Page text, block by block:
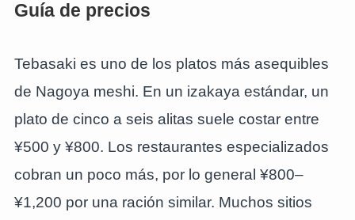
Guía de precios
Tebasaki es uno de los platos más asequibles
de Nagoya meshi. En un izakaya estándar, un
plato de cinco a seis alitas suele costar entre
¥500 y ¥800. Los restaurantes especializados
cobran un poco más, por lo general ¥800–
¥1,200 por una ración similar. Muchos sitios